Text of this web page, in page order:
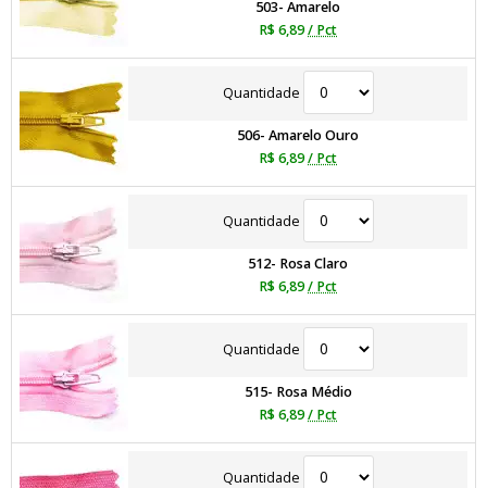
503- Amarelo
R$ 6,89/ Pct
Quantidade
506- Amarelo Ouro
R$ 6,89/ Pct
Quantidade
512- Rosa Claro
R$ 6,89/ Pct
Quantidade
515- Rosa Médio
R$ 6,89/ Pct
Quantidade